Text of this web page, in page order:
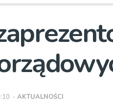
- AKTUALNOŚCI